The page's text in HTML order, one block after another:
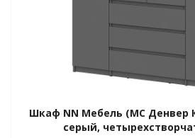
Шкаф NN Мебель (МС Денвер
серый,